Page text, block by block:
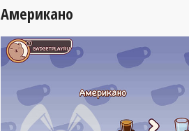
Американо